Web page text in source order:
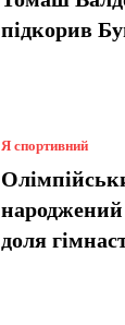
підкорив
Я спортивний
народжений
доля